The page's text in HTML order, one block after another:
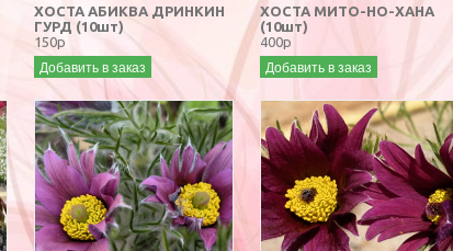
ХОСТА АБИКВА ДРИНКИН
ГУРД (10шт)
150р
Добавить в заказ
ХОСТА МИТО-НО-ХАНА
(10шт)
400р
Добавить в заказ